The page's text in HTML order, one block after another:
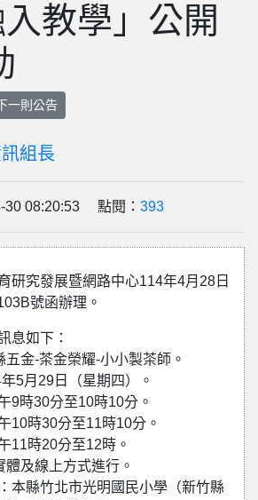
教學」公開
一則公告
組長
30 08:20:53 點閱： 393
研究發展暨網路中心114年4月28日
號函辦理。
息如下：
金-茶金榮耀-小小製茶師。
5月29日（星期四）。
9時30分至10時10分。
10時30分至11時10分。
11時20分至12時。
及線上方式進行。
本縣竹北市光明國民小學（新竹縣